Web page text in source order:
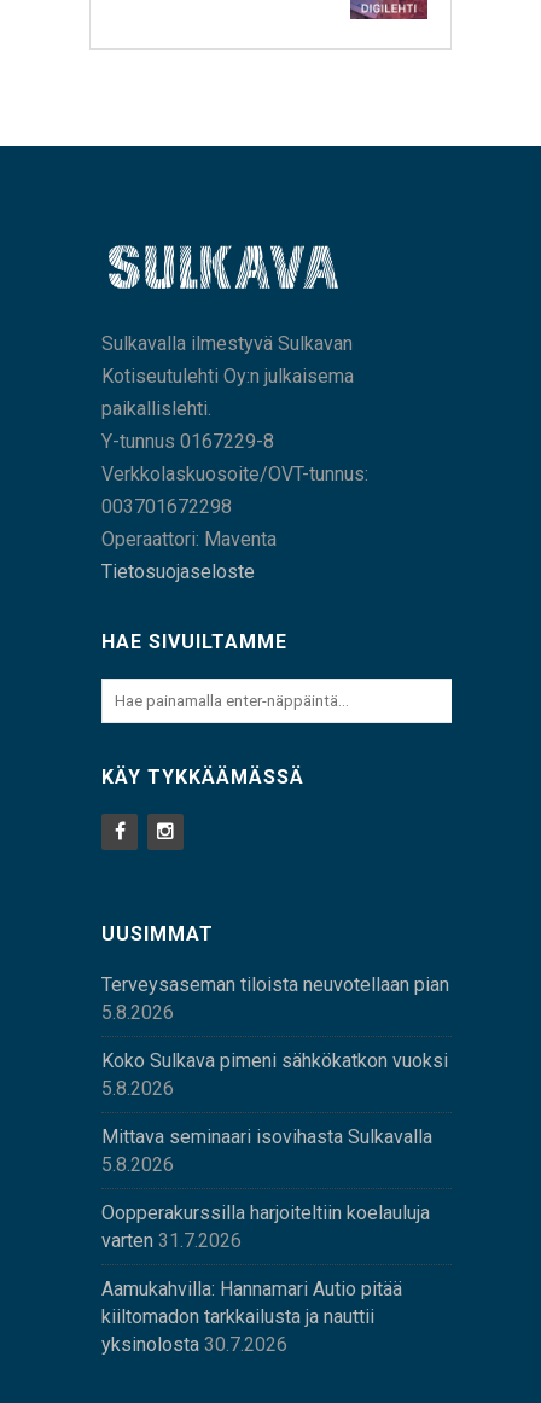
Sulkavalla ilmestyvä Sulkavan
Kotiseutulehti Oy:n julkaisema
paikallislehti.
Y-tunnus 0167229-8
Verkkolaskuosoite/OVT-tunnus:
003701672298
Operaattori: Maventa
Tietosuojaseloste
HAE SIVUILTAMME
KÄY TYKKÄÄMÄSSÄ
UUSIMMAT
Terveysaseman tiloista neuvotellaan pian
5.8.2026
Koko Sulkava pimeni sähkökatkon vuoksi
5.8.2026
Mittava seminaari isovihasta Sulkavalla
5.8.2026
Oopperakurssilla harjoiteltiin koelauluja
varten 31.7.2026
Aamukahvilla: Hannamari Autio pitää
kiiltomadon tarkkailusta ja nauttii
yksinolosta 30.7.2026